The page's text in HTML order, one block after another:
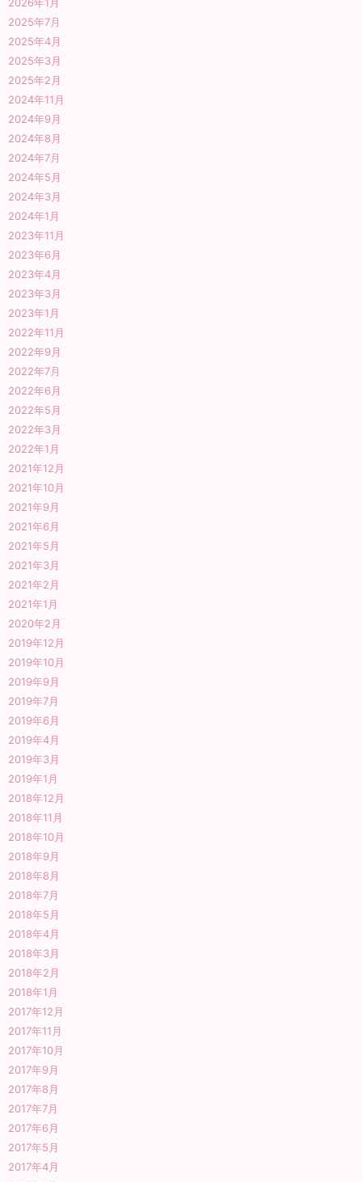
2025年7月
2025年4月
2025年3月
2025年2月
2024年11月
2024年9月
2024年8月
2024年7月
2024年5月
2024年3月
2024年1月
2023年11月
2023年6月
2023年4月
2023年3月
2023年1月
2022年11月
2022年9月
2022年7月
2022年6月
2022年5月
2022年3月
2022年1月
2021年12月
2021年10月
2021年9月
2021年6月
2021年5月
2021年3月
2021年2月
2021年1月
2020年2月
2019年12月
2019年10月
2019年9月
2019年7月
2019年6月
2019年4月
2019年3月
2019年1月
2018年12月
2018年11月
2018年10月
2018年9月
2018年8月
2018年7月
2018年5月
2018年4月
2018年3月
2018年2月
2018年1月
2017年12月
2017年11月
2017年10月
2017年9月
2017年8月
2017年7月
2017年6月
2017年5月
2017年4月